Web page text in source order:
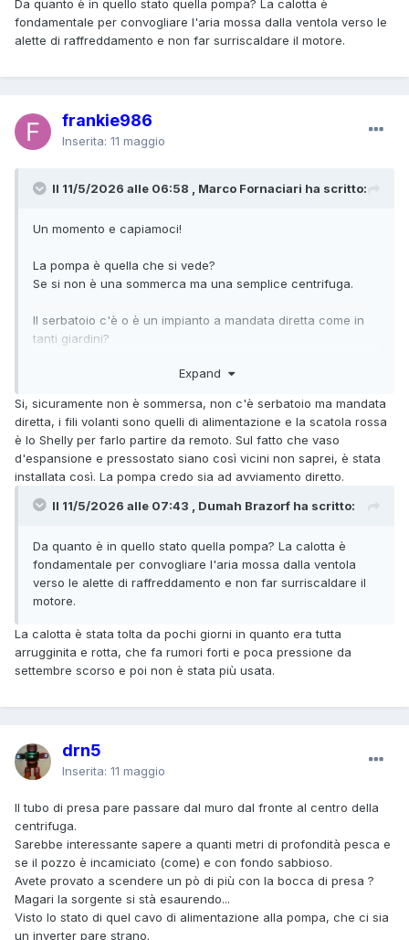
Da quanto è in quello stato quella pompa? La calotta è
fondamentale per convogliare l'aria mossa dalla ventola verso le
alette di raffreddamento e non far surriscaldare il motore.
frankie986
Inserita: 11 maggio
Il 11/5/2026 alle 06:58 , Marco Fornaciari ha scritto:
Un momento e capiamoci!
La pompa è quella che si vede?
Se si non è una sommerca ma una semplice centrifuga.
Il serbatoio c'è o è un impianto a mandata diretta come in
tanti giardini?
Quelle due apparecchiature elettriche volanti rosse e nere
Il tubo che si vede è l'aspirazione o la mandata?
Perchè il vaso di espansione e pressostato sono così,
troppo, vicini alla pompa?
morsettiere molto grande)?
Expand
Si, sicuramente non è sommersa, non c'è serbatoio ma mandata
diretta, i fili volanti sono quelli di alimentazione e la scatola rossa
è lo Shelly per farlo partire da remoto. Sul fatto che vaso
d'espansione e pressostato siano così vicini non saprei, è stata
installata così. La pompa credo sia ad avviamento diretto.
Il 11/5/2026 alle 07:43 , Dumah Brazorf ha scritto:
Da quanto è in quello stato quella pompa? La calotta è
fondamentale per convogliare l'aria mossa dalla ventola
verso le alette di raffreddamento e non far surriscaldare il
motore.
La calotta è stata tolta da pochi giorni in quanto era tutta
arrugginita e rotta, che fa rumori forti e poca pressione da
settembre scorso e poi non è stata più usata.
drn5
Inserita: 11 maggio
Il tubo di presa pare passare dal muro dal fronte al centro della
centrifuga.
Sarebbe interessante sapere a quanti metri di profondità pesca e
se il pozzo è incamiciato (come) e con fondo sabbioso.
Avete provato a scendere un pò di più con la bocca di presa ?
Magari la sorgente si stà esaurendo...
Visto lo stato di quel cavo di alimentazione alla pompa, che ci sia
un inverter pare strano.